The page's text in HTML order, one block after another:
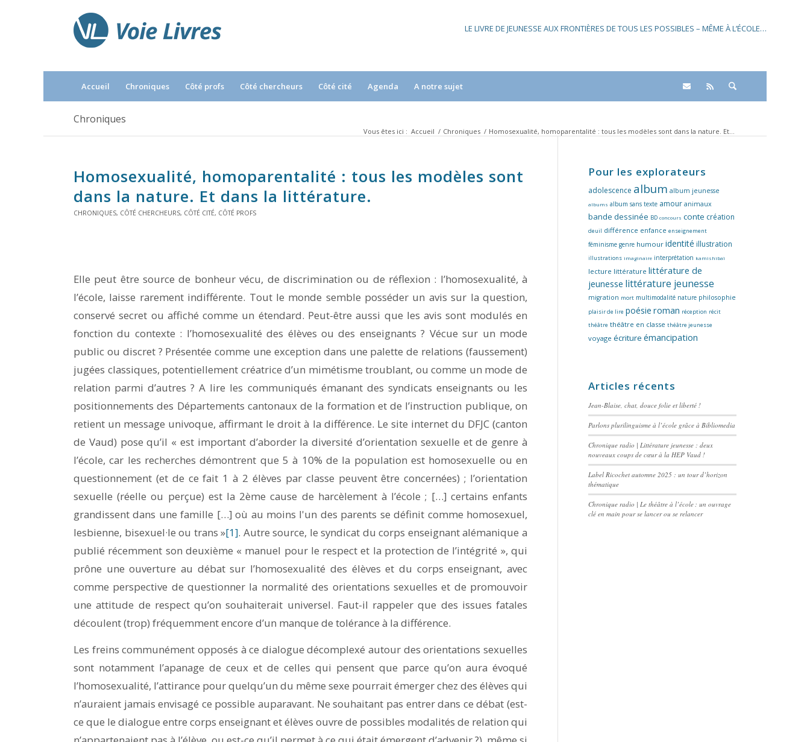
LE LIVRE DE JEUNESSE AUX FRONTIÈRES DE TOUS LES POSSIBLES – MÊME À L’ÉCOLE…
Accueil Chroniques Côté profs Côté chercheurs Côté cité Agenda A notre sujet
Chroniques
Vous êtes ici : Accueil / Chroniques / Homosexualité, homoparentalité : tous les modèles sont dans la nature. Et...
Homosexualité, homoparentalité : tous les modèles sont
dans la nature. Et dans la littérature.
CHRONIQUES, CÔTÉ CHERCHEURS, CÔTÉ CITÉ, CÔTÉ PROFS
Elle peut être source de bonheur vécu, de discrimination ou de réflexion : l’homosexualité, à
l’école, laisse rarement indifférente. Tout le monde semble posséder un avis sur la question,
conservé secret ou affiché comme un étendard. Peut-être aussi que les avis sont modulés en
fonction du contexte : l’homosexualité des élèves ou des enseignants ? Vécue sur un mode
public ou discret ? Présentée comme une exception dans une palette de relations (faussement)
jugées classiques, potentiellement créatrice d’un mimétisme troublant, ou comme un mode de
relation parmi d’autres ? A lire les communiqués émanant des syndicats enseignants ou les
positionnements des Départements cantonaux de la formation et de l’instruction publique, on
retient un message univoque, affirmant le droit à la différence. Le site internet du DFJC (canton
de Vaud) pose qu’il « est important d’aborder la diversité d’orientation sexuelle et de genre à
l’école, car les recherches démontrent que 5 à 10% de la population est homosexuelle ou en
questionnement (et de ce fait 1 à 2 élèves par classe peuvent être concernées) ; l’orientation
sexuelle (réelle ou perçue) est la 2ème cause de harcèlement à l’école ; […] certains enfants
grandissent dans une famille […] où au moins l'un des parents se définit comme homosexuel,
lesbienne, bisexuel·le ou trans »[1]. Autre source, le syndicat du corps enseignant alémanique a
publié récemment son deuxième « manuel pour le respect et la protection de l’intégrité », qui
prône une ouverture au débat sur l’homosexualité des élèves et du corps enseignant, avec
comme perspective de questionner la normalité des orientations sexuelles et de promouvoir
une attitude de respect qu’on souhaiterait universel. Faut-il rappeler que des issues fatales
découlent (trop) fréquemment encore d’un manque de tolérance à la différence.
Les freins communément opposés à ce dialogue décomplexé autour des orientations sexuelles
sont notamment l’apanage de ceux et de celles qui pensent que parce qu’on aura évoqué
l’homosexualité, l’attirance pour quelqu’un du même sexe pourrait émerger chez des élèves qui
n’auraient jamais envisagé ce possible auparavant. Ne souhaitant pas entrer dans ce débat (est-
ce que le dialogue entre corps enseignant et élèves ouvre de possibles modalités de relation qui
Pour les explorateurs
adolescence album album jeunesse
albums album sans texte amour animaux
bande dessinée BD concours conte création
deuil différence enfance enseignement
féminisme genre humour identité illustration
illustrations imaginaire interprétation kamishibaï
lecture littérature littérature de
jeunesse littérature jeunesse
migration mort multimodalité nature philosophie
plaisir de lire poésie roman réception récit
théâtre théâtre en classe théâtre jeunesse
voyage écriture émancipation
Articles récents
Jean-Blaise, chat, douce folie et liberté !
Parlons plurilinguisme à l’école grâce à Bibliomedia
Chronique radio | Littérature jeunesse : deux
nouveaux coups de cœur à la HEP Vaud !
Label Ricochet automne 2025 : un tour d’horizon
thématique
Chronique radio | Le théâtre à l’école : un ouvrage
clé en main pour se lancer ou se relancer